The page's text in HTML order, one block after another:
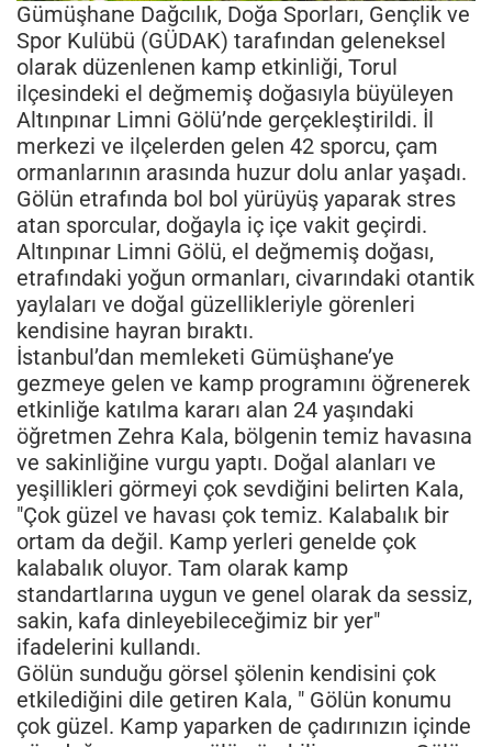
Gümüşhane Dağcılık, Doğa Sporları, Gençlik ve
Spor Kulübü (GÜDAK) tarafından geleneksel
olarak düzenlenen kamp etkinliği, Torul
ilçesindeki el değmemiş doğasıyla büyüleyen
Altınpınar Limni Gölü’nde gerçekleştirildi. İl
merkezi ve ilçelerden gelen 42 sporcu, çam
ormanlarının arasında huzur dolu anlar yaşadı.
Gölün etrafında bol bol yürüyüş yaparak stres
atan sporcular, doğayla iç içe vakit geçirdi.
Altınpınar Limni Gölü, el değmemiş doğası,
etrafındaki yoğun ormanları, civarındaki otantik
yaylaları ve doğal güzellikleriyle görenleri
kendisine hayran bıraktı.
İstanbul’dan memleketi Gümüşhane’ye
gezmeye gelen ve kamp programını öğrenerek
etkinliğe katılma kararı alan 24 yaşındaki
öğretmen Zehra Kala, bölgenin temiz havasına
ve sakinliğine vurgu yaptı. Doğal alanları ve
yeşillikleri görmeyi çok sevdiğini belirten Kala,
"Çok güzel ve havası çok temiz. Kalabalık bir
ortam da değil. Kamp yerleri genelde çok
kalabalık oluyor. Tam olarak kamp
standartlarına uygun ve genel olarak da sessiz,
sakin, kafa dinleyebileceğimiz bir yer"
ifadelerini kullandı.
Gölün sunduğu görsel şölenin kendisini çok
etkilediğini dile getiren Kala, " Gölün konumu
çok güzel. Kamp yaparken de çadırınızın içinde